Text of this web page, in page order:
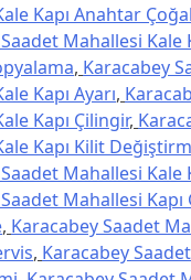
Kapı Anahtar
Mahallesi Kale
, Karacabey
Kapı Ayarı,
Kapı Çilingir,
Kapı Kilit
Mahallesi Kale
Mahallesi Kapı
, Karacabey Saadet
, Karacabey